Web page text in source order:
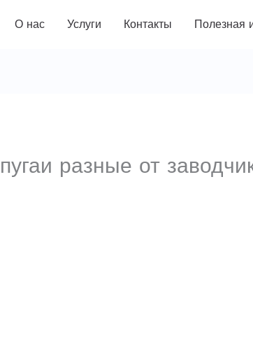
О нас Услуги Контакты Полезная
разные от